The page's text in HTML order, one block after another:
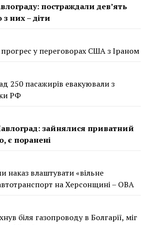
постраждали дев’ять
них – діти
у переговорах США з Іраном
250 пасажирів евакуювали з
РФ
зайнялися приватний
є поранені
наказ влаштувати «вільне
на Херсонщині – ОВА
біля газопроводу в Болгарії, міг